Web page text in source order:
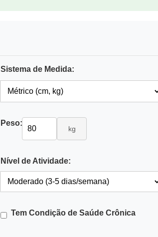
Sistema de Medida:
Peso:
kg
Nível de Atividade:
Tem Condição de Saúde Crônica